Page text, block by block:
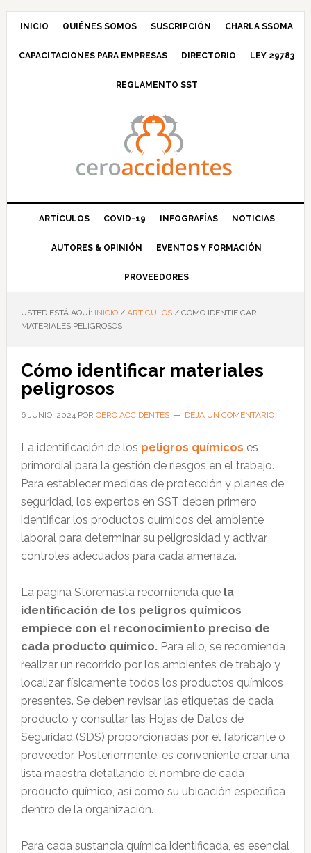
Saltar
navegación
Saltar
principal
Saltar
barra
principal
Saltar
INICIO QUIÉNES SOMOS SUSCRIPCIÓN CHARLA SSOMA
CAPACITACIONES PARA EMPRESAS DIRECTORIO LEY 29783
REGLAMENTO SST
ARTÍCULOS COVID-19 INFOGRAFÍAS NOTICIAS
AUTORES & OPINIÓN EVENTOS Y FORMACIÓN
PROVEEDORES
USTED ESTÁ AQUÍ: INICIO / ARTÍCULOS /CÓMO IDENTIFICAR
MATERIALES PELIGROSOS
Cómo identificar materiales
peligrosos
6 JUNIO, 2024POR CERO ACCIDENTES DEJA UN COMENTARIO
La identificación de los peligros químicos es
primordial para la gestión de riesgos en el trabajo.
Para establecer medidas de protección y planes de
seguridad, los expertos en SST deben primero
identificar los productos químicos del ambiente
laboral para determinar su peligrosidad y activar
controles adecuados para cada amenaza.
La página Storemasta recomienda que la
identificación de los peligros químicos
empiece con el reconocimiento preciso de
cada producto químico.Para ello, se recomienda
realizar un recorrido por los ambientes de trabajo y
localizar físicamente todos los productos químicos
presentes. Se deben revisar las etiquetas de cada
producto y consultar las Hojas de Datos de
Seguridad (SDS) proporcionadas por el fabricante o
proveedor. Posteriormente, es conveniente crear una
lista maestra detallando el nombre de cada
producto químico, así como su ubicación específica
dentro de la organización.
Para cada sustancia química identificada, es esencial